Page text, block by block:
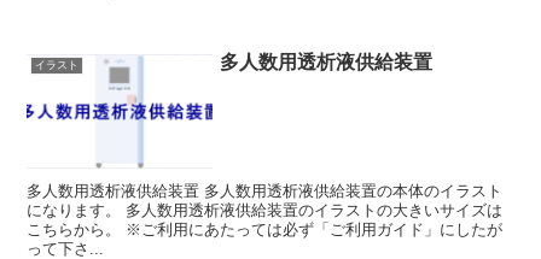
イラスト 多人数用透析液供給装置
多人数用透析液供給装置 多人数用透析液供給装置の本体のイラスト
になります。 多人数用透析液供給装置のイラストの大きいサイズは
こちらから。 ※ご利用にあたっては必ず「ご利用ガイド」にしたが
って下さ...